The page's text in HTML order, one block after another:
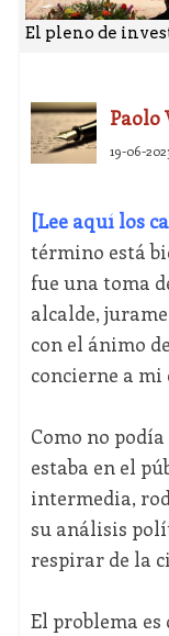
El pleno de
Paolo
19-06-
[Lee aquí los
término está
fue una toma
alcalde,
con el ánimo
concierne a mi
Como no
estaba en el
intermedia,
su análisis
respirar de la
El problema